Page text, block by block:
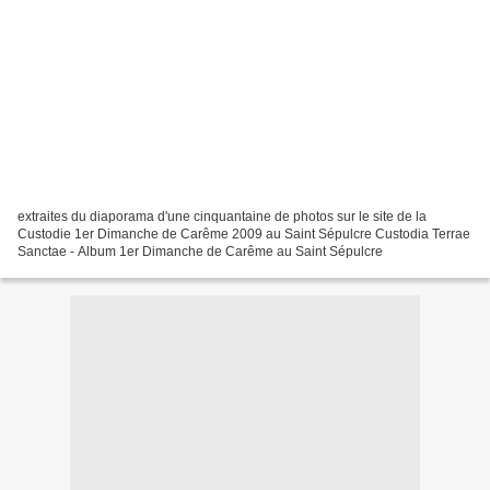
extraites du diaporama d'une cinquantaine de photos sur le site de la
Custodie 1er Dimanche de Carême 2009 au Saint Sépulcre Custodia Terrae
Sanctae - Album 1er Dimanche de Carême au Saint Sépulcre